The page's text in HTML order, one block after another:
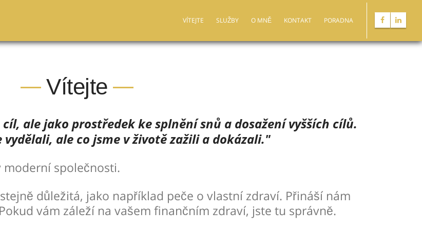
VÍTEJTE SLUŽBY O MNĚ KONTAKT PORADNA
Vítejte
ale jako prostředek ke splnění snů a dosažení vyšších cílů.
ale co jsme v životě zažili a dokázali."
moderní společnosti.
důležitá, jako například peče o vlastní zdraví. Přináší nám
vám záleží na vašem finančním zdraví, jste tu správně.